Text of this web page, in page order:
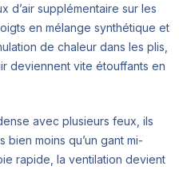
d’air supplémentaire sur les
en mélange synthétique et
de chaleur dans les plis,
deviennent vite étouffants en
avec plusieurs feux, ils
moins qu’un gant mi-
rapide, la ventilation devient